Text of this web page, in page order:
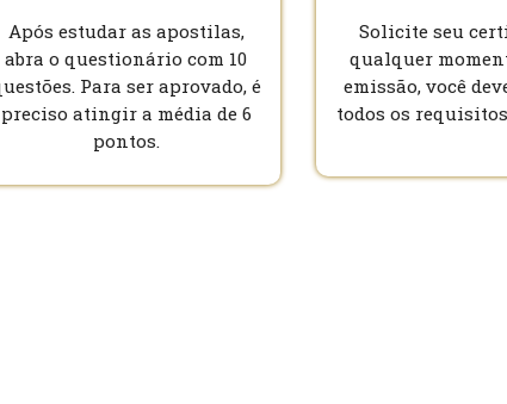
Após estudar as apostilas,
abra o questionário com 10
Para ser aprovado, é
preciso atingir a média de 6
pontos.
Solicite seu
qualquer
emissão, você
todos os